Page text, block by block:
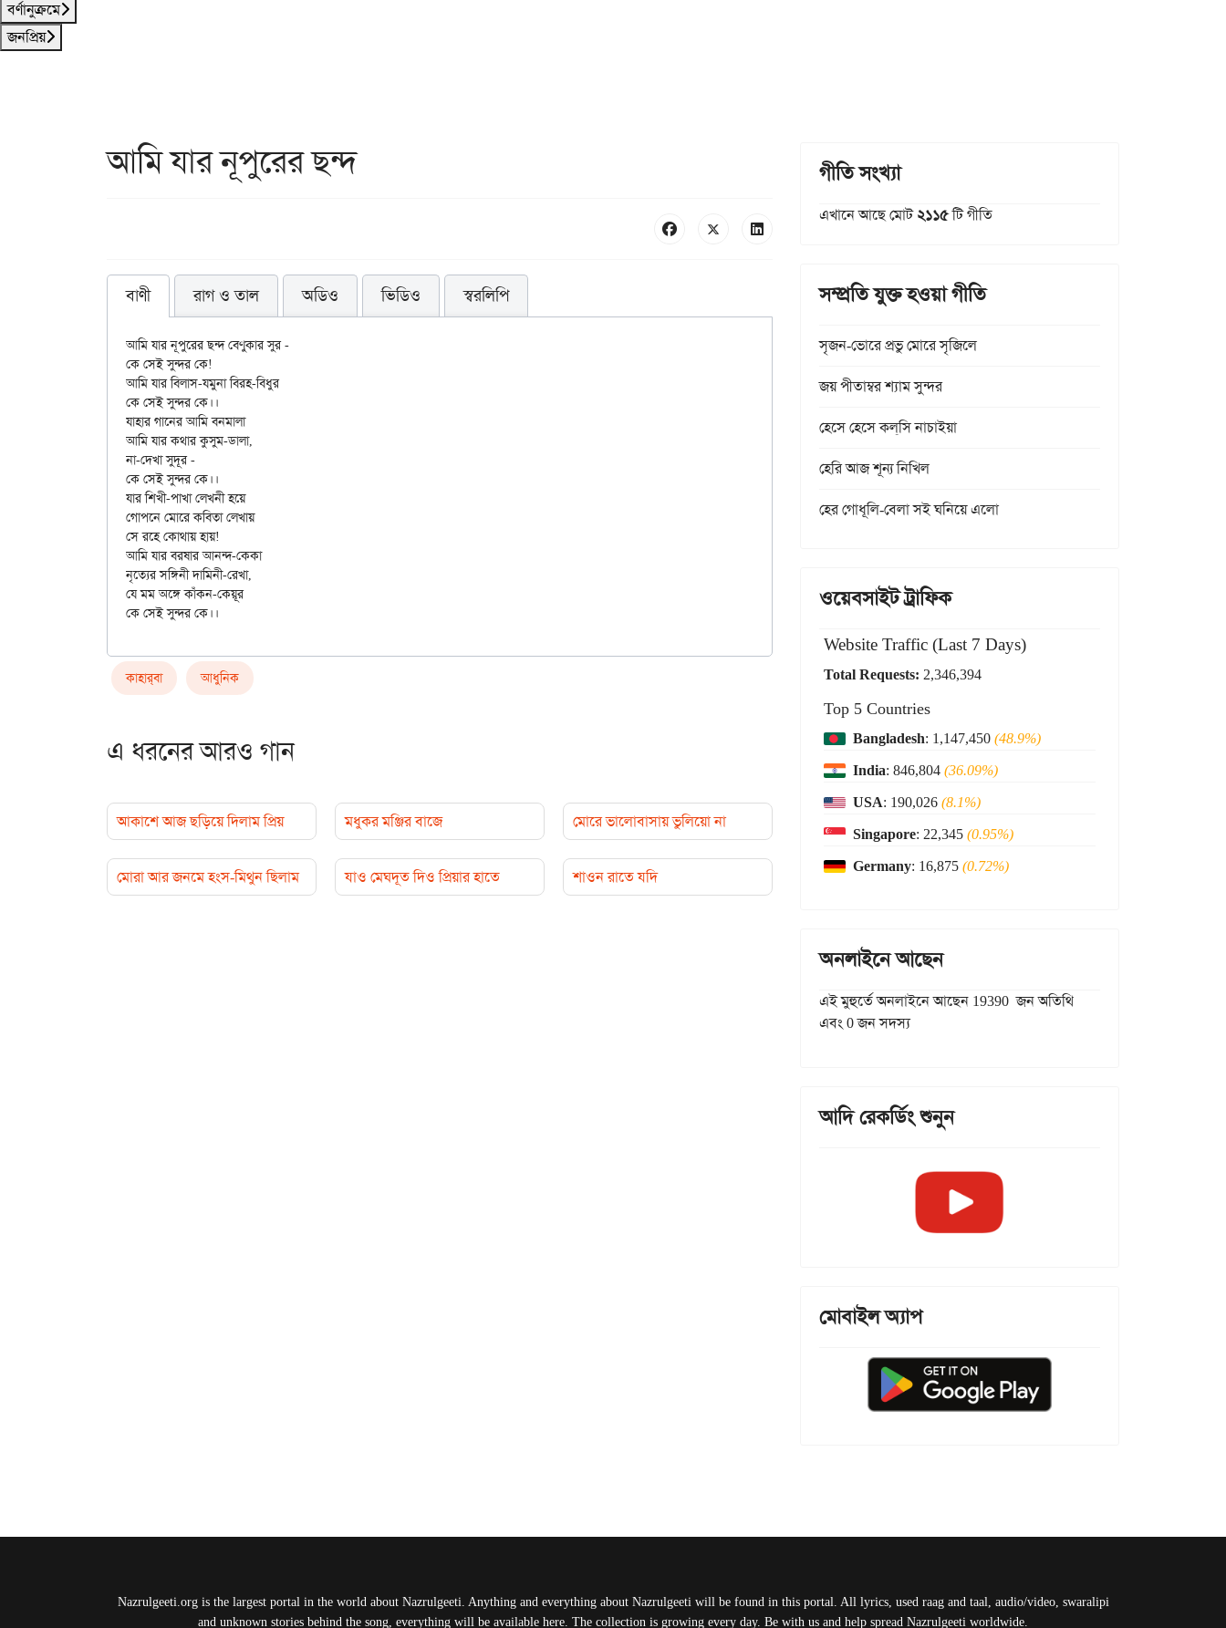
বর্ণানুক্রমে
জনপ্রিয়
আমি যার নূপুরের ছন্দ
বাণী রাগ ও তাল অডিও ভিডিও স্বরলিপি
আমি যার নূপুরের ছন্দ বেণুকার সুর -
কে সেই সুন্দর কে!
আমি যার বিলাস-যমুনা বিরহ-বিধুর
কে সেই সুন্দর কে।।
যাহার গানের আমি বনমালা
আমি যার কথার কুসুম-ডালা,
না-দেখা সুদূর -
কে সেই সুন্দর কে।।
যার শিখী-পাখা লেখনী হয়ে
গোপনে মোরে কবিতা লেখায়
সে রহে কোথায় হায়!
আমি যার বরষার আনন্দ-কেকা
নৃত্যের সঙ্গিনী দামিনী-রেখা,
যে মম অঙ্গে কাঁকন-কেয়ূর
কাহার্‌বা আধুনিক
এ ধরনের আরও গান
আকাশে আজ ছড়িয়ে দিলাম প্রিয় মধুকর মঞ্জির বাজে মোরে ভালোবাসায় ভুলিয়ো না
মোরা আর জনমে হংস-মিথুন ছিলাম যাও মেঘদূত দিও প্রিয়ার হাতে শাওন রাতে যদি
গীতি সংখ্যা
এখানে আছে মোট২১১৫টি গীতি
সম্প্রতি যুক্ত হওয়া গীতি
সৃজন-ভোরে প্রভু মোরে সৃজিলে
জয় পীতাম্বর শ্যাম সুন্দর
হেসে হেসে কল্‌সি নাচাইয়া
হেরি আজ শূন্য নিখিল
হের গোধূলি-বেলা সই ঘনিয়ে এলো
ওয়েবসাইট ট্রাফিক
Website Traffic (Last 7 Days)
Total Requests: 2,346,394
Top 5 Countries
Bangladesh: 1,147,450(48.9%)
India: 846,804(36.09%)
USA: 190,026(8.1%)
Singapore: 22,345(0.95%)
Germany: 16,875(0.72%)
অনলাইনে আছেন
এই মুহুর্তে অনলাইনে আছেন 19390 জন অতিথি
এবং 0 জন সদস্য
আদি রেকর্ডিং শুনুন
মোবাইল অ্যাপ
Nazrulgeeti.org is the largest portal in the world about Nazrulgeeti. Anything and everything about Nazrulgeeti will be found in this portal. All lyrics, used raag and taal, audio/video, swaralipi
and unknown stories behind the song, everything will be available here. The collection is growing every day. Be with us and help spread Nazrulgeeti worldwide.